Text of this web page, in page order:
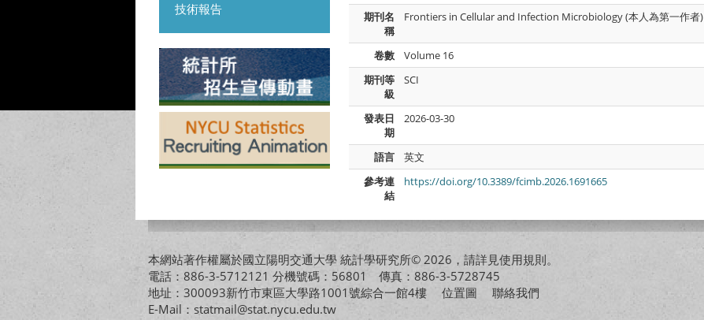
技術報告
期刊名
稱
Frontiers in Cellular and Infection Microbiology (本人為第一作者)
卷數
Volume 16
期刊等
級
SCI
發表日
期
2026-03-30
語言
英文
參考連
結
https://doi.org/10.3389/fcimb.2026.1691665
本網站著作權屬於國立陽明交通大學 統計學研究所© 2026，請詳見使用規則。
電話：886-3-5712121 分機號碼：56801 傳真：886-3-5728745
地址：300093新竹市東區大學路1001號綜合一館4樓 位置圖
聯絡我們
E-Mail：statmail@stat.nycu.edu.tw